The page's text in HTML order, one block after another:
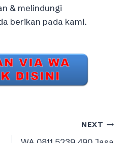
& melindungi
berikan pada kami.
NEXT